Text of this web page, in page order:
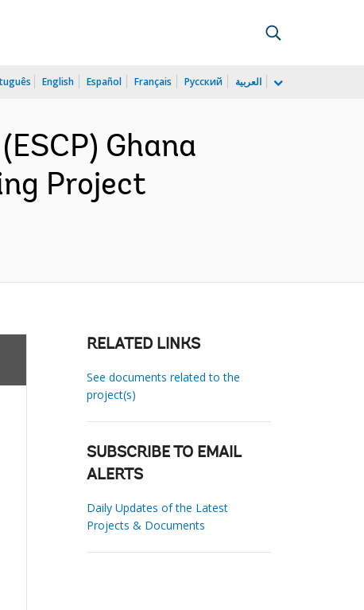
English Español Français Русский العربية
Ghana
Project
RELATED LINKS
See documents related to the
project(s)
SUBSCRIBE TO EMAIL
ALERTS
Daily Updates of the Latest
Projects & Documents